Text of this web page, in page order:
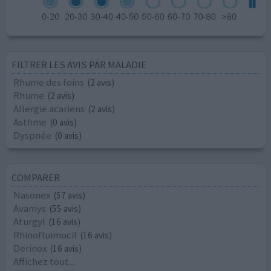
FILTRER LES AVIS PAR MALADIE
Rhume des foins (2 avis)
Rhume (2 avis)
Allergie acariens (2 avis)
Asthme (0 avis)
Dyspnée (0 avis)
COMPARER
Nasonex (57 avis)
Avamys (55 avis)
Aturgyl (16 avis)
Rhinofluimucil (16 avis)
Derinox (16 avis)
Affichez tout...